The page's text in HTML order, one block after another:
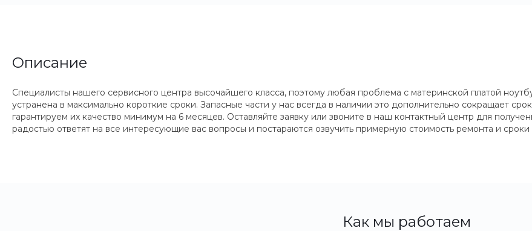
Описание
Специалисты нашего сервисного центра высочайшего класса, поэтому любая проблема с материнской платой
устранена в максимально короткие сроки. Запасные части у нас всегда в наличии это дополнительно сокращает
гарантируем их качество минимум на 6 месяцев. Оставляйте заявку или звоните в наш контактный центр для
радостью ответят на все интересующие вас вопросы и постараются озвучить примерную стоимость ремонта и сроки
Как мы работаем